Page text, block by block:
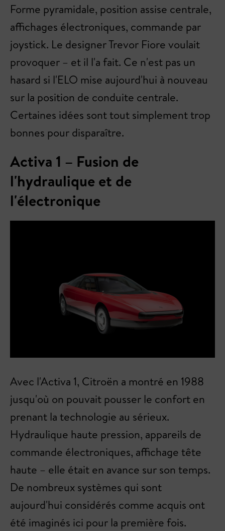
Forme pyramidale, position assise centrale,
affichages électroniques, commande par
joystick. Le designer Trevor Fiore voulait
provoquer – et il l'a fait. Ce n'est pas un
hasard si l'ELO mise aujourd'hui à nouveau
sur la position de conduite centrale.
Certaines idées sont tout simplement trop
bonnes pour disparaître.
Activa 1 – Fusion de
l'hydraulique et de
l'électronique
Avec l'Activa 1, Citroën a montré en 1988
jusqu'où on pouvait pousser le confort en
prenant la technologie au sérieux.
Hydraulique haute pression, appareils de
commande électroniques, affichage tête
haute – elle était en avance sur son temps.
De nombreux systèmes qui sont
aujourd'hui considérés comme acquis ont
été imaginés ici pour la première fois.